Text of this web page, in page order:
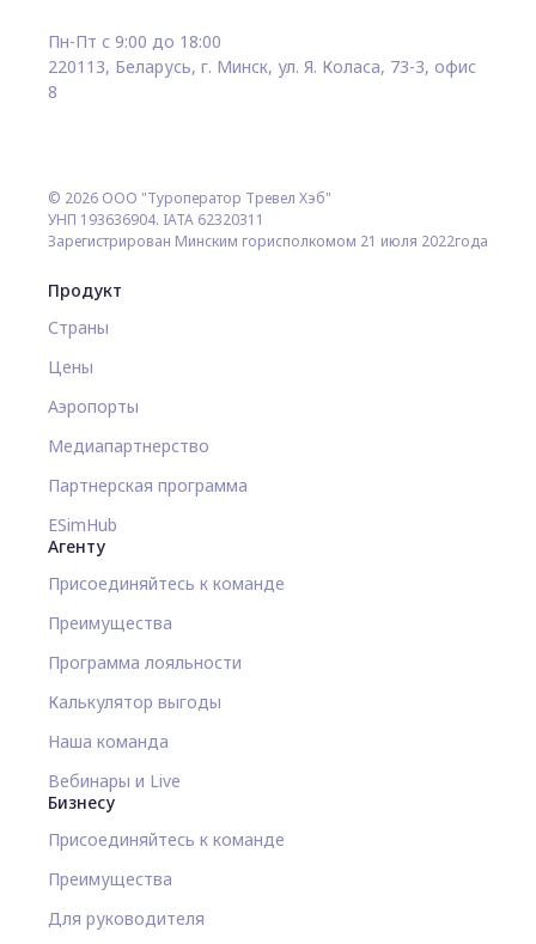
Пн-Пт с 9:00 до 18:00
220113, Беларусь, г. Минск, ул. Я. Коласа, 73-3, офис
8
© 2026 ООО "Туроператор Тревел Хэб"
УНП 193636904. IATA 62320311
Зарегистрирован Минским горисполкомом 21 июля 2022года
Продукт
Страны
Цены
Аэропорты
Медиапартнерство
Партнерская программа
ESimHub
Агенту
Присоединяйтесь к команде
Преимущества
Программа лояльности
Калькулятор выгоды
Наша команда
Вебинары и Live
Бизнесу
Присоединяйтесь к команде
Преимущества
Для руководителя